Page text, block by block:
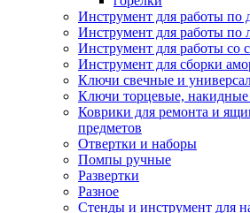
Инструмент для работы по
Инструмент для работы по
Инструмент для работы со
Инструмент для сборки
Ключи свечные и
Ключи торцевые, накидные
Коврики для ремонта и
предметов
Отвертки и наборы
Помпы ручные
Развертки
Разное
Стенды и инструмент для